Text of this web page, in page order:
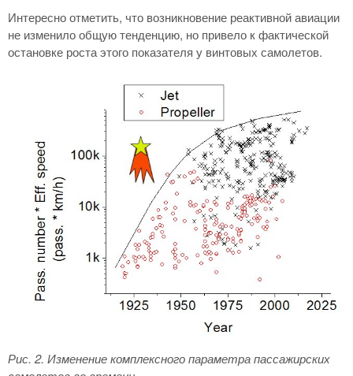
Интересно отметить, что возникновение реактивной авиации
не изменило общую тенденцию, но привело к фактической
остановке роста этого показателя у винтовых самолетов.
Рис. 2. Изменение комплексного параметра пассажирских